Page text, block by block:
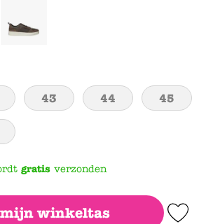
43 44 45
gratis verzonden
winkeltas Add to